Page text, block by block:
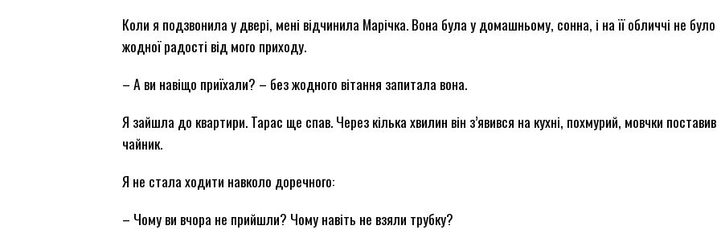
Коли я подзвонила у двері, мені відчинила Марічка. Вона була у домашньому, сонна, і на її обличчі не було
жодної радості від мого приходу.
– А ви навіщо приїхали? – без жодного вітання запитала вона.
Я зайшла до квартири. Тарас ще спав. Через кілька хвилин він з’явився на кухні, похмурий, мовчки поставив
чайник.
Я не стала ходити навколо доречного:
– Чому ви вчора не прийшли? Чому навіть не взяли трубку?